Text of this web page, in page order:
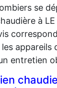
se
à
les
entretien